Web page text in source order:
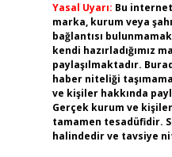
Yasal Uyarı: Bu
marka, kurum veya
bağlantısı
kendi hazırladığımız
paylaşılmaktadır.
haber niteliği
ve kişiler hakkında
Gerçek kurum ve
tamamen tesadüfidir.
halindedir ve tavsiye